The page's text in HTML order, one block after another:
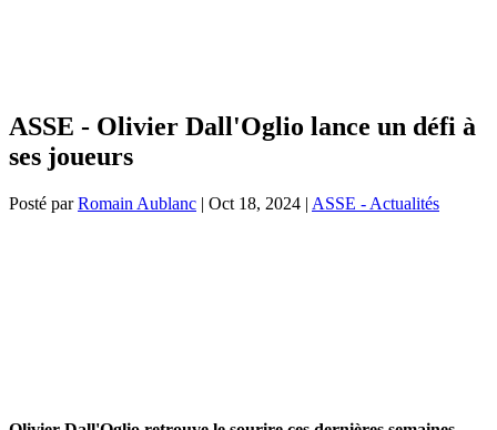
ASSE - Olivier Dall'Oglio lance un défi à
ses joueurs
Posté parRomain Aublanc | Oct 18, 2024 | ASSE - Actualités